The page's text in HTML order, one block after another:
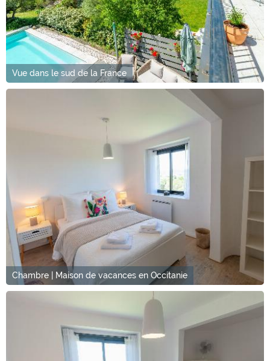
Vue dans le sud de la France
Chambre | Maison de vacances en Occitanie